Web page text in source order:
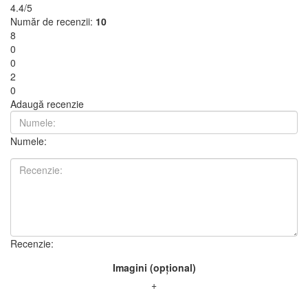
4.4/5
Număr de recenzii: 10
8
0
0
2
0
Adaugă recenzie
Numele:
Recenzie:
Imagini (opțional)
+